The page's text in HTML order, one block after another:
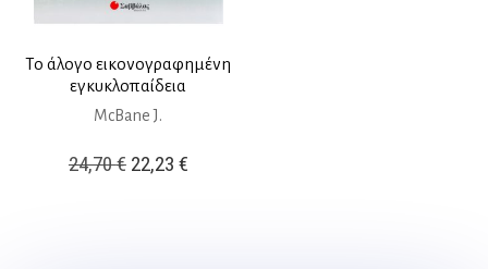
Το άλογο εικονογραφημένη
εγκυκλοπαίδεια
McBane J.
24,70€ Original
22,23 €Η